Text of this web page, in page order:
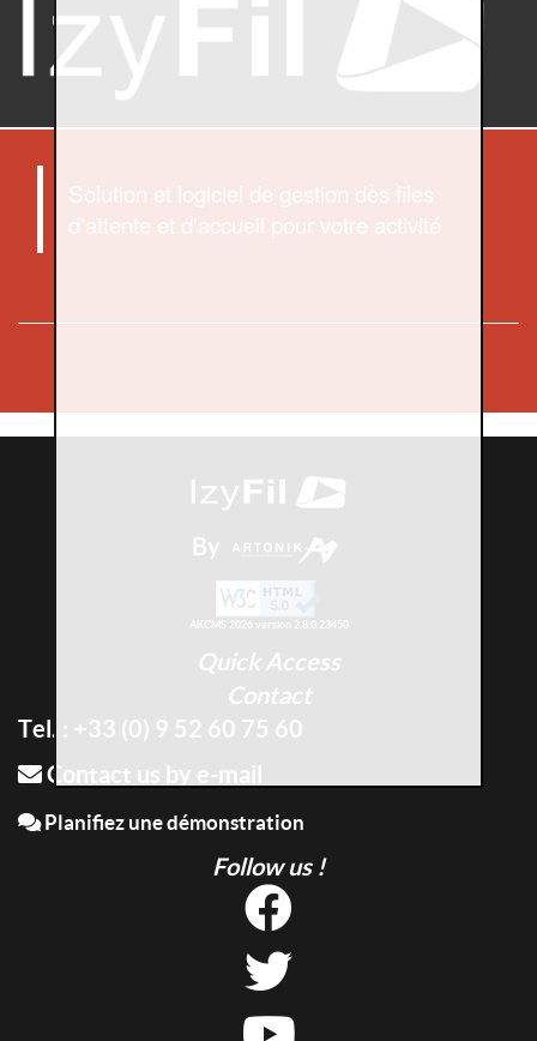
Solution et logiciel de gestion des files
d'attente et d'accueil pour votre activité
By
AKCMS 2026 version 2.8.0.23450
Quick Access
Contact
Tel. : +33 (0) 9 52 60 75 60
Contact us by e-mail
Planifiez une démonstration
Follow us !